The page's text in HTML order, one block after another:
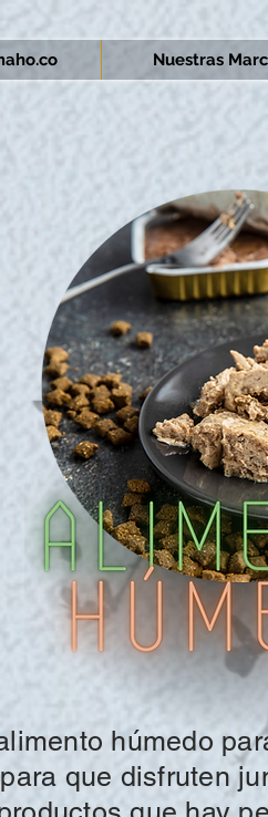
Nuestras
húmedo
que disfruten